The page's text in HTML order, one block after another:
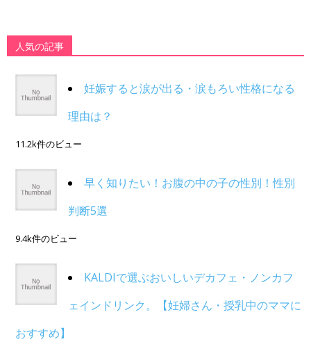
人気の記事
妊娠すると涙が出る・涙もろい性格になる
理由は？
11.2k件のビュー
早く知りたい！お腹の中の子の性別！性別
判断5選
9.4k件のビュー
KALDIで選ぶおいしいデカフェ・ノンカフ
ェインドリンク。【妊婦さん・授乳中のママに
おすすめ】